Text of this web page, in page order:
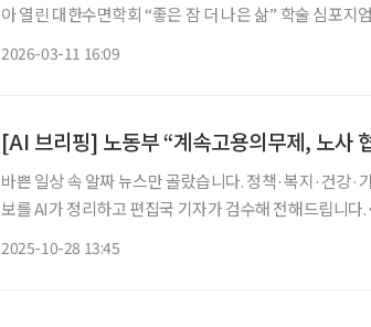
아 열린 대한수면학회 “좋은 잠 더 나은 삶” 학술 심포지
2026-03-11 16:09
[AI 브리핑] 노동부 “계속고용의무제, 노사
바쁜 일상 속 알짜 뉴스만 골랐습니다. 정책·복지·건강·
보를 AI가 정리하고 편집국 기자가 검수해 전해드립니다. ◆노동부 “계속고용의무제, 노사
2025-10-28 13:45